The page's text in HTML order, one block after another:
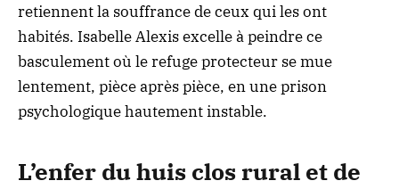
retiennent la souffrance de ceux qui les ont
habités. Isabelle Alexis excelle à peindre ce
basculement où le refuge protecteur se mue
lentement, pièce après pièce, en une prison
psychologique hautement instable.
L’enfer du huis clos rural et de